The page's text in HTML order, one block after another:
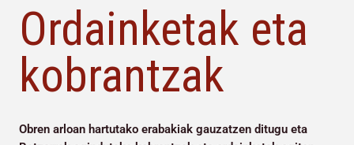
Ordainketak eta
kobrantzak
Obren arloan hartutako erabakiak gauzatzen ditugu eta